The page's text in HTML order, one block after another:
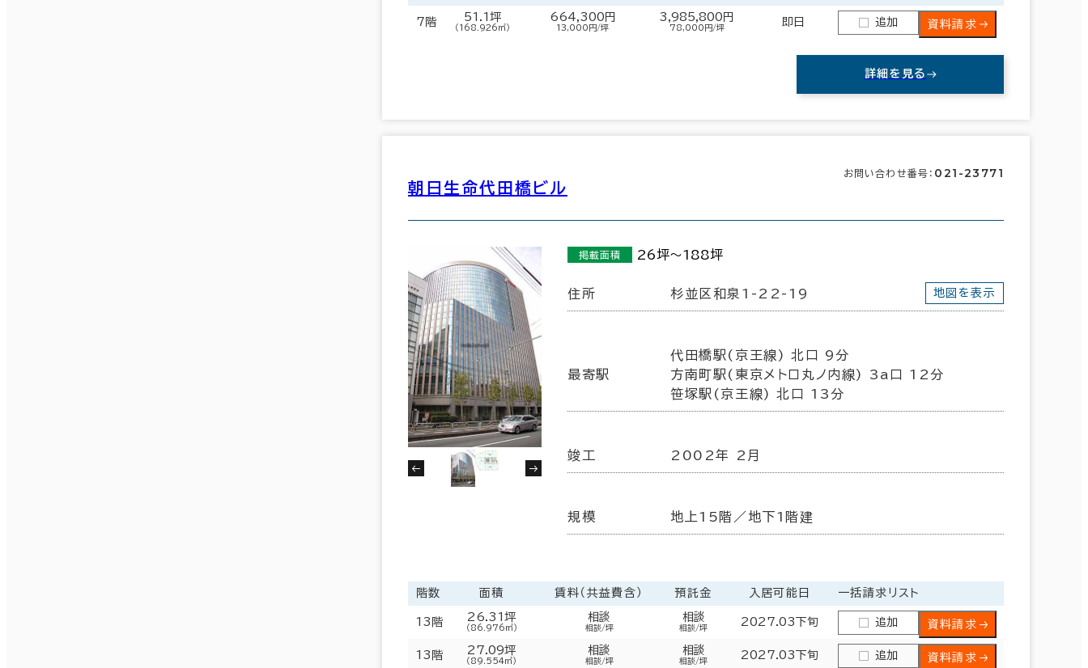
7階 51.1坪
（168.926㎡）
664,300円
13,000円/坪
3,985,800円
78,000円/坪 即日 追加 資料請求
詳細を見る
朝日生命代田橋ビル
お問い合わせ番号： 021-23771
掲載面積 26坪～188坪
住所 杉並区和泉1-22-19 地図を表示
最寄駅
代田橋駅(京王線) 北口 9分
方南町駅(東京メトロ丸ノ内線) 3a口 12分
笹塚駅(京王線) 北口 13分
竣工 2002年 2月
規模 地上15階／地下1階建
階数 面積 賃料（共益費含） 預託金 入居可能日 一括請求リスト
13階 26.31坪
（86.976㎡）
相談
相談/坪
相談
相談/坪 2027.03下旬 追加 資料請求
13階 27.09坪
（89.554㎡）
相談
相談/坪
相談
相談/坪 2027.03下旬 追加 資料請求
東京都下 (161)
品川区 (302)
墨田区 (35)
世田谷区 (22) 杉並区
練馬区 (5) 荒川区
葛飾区 (5)
(3棟)
６か月以上